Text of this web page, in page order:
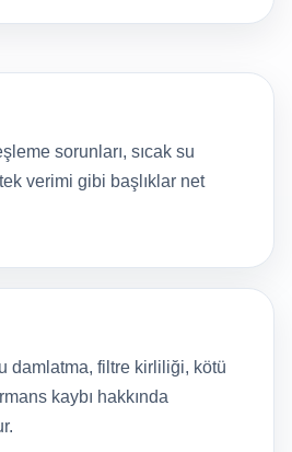
sorunları, sıcak su
verimi gibi başlıklar net
damlatma, filtre kirliliği, kötü
kaybı hakkında